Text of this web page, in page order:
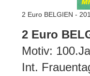
2 Euro BELGIEN -
2 Euro
Motiv:
Int.